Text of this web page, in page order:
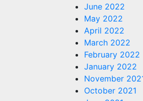
June 2022
May 2022
April 2022
March 2022
February 2022
January 2022
November
October 2021